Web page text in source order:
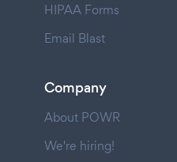
HIPAA Forms
Email Blast
Company
About POWR
We're hiring!